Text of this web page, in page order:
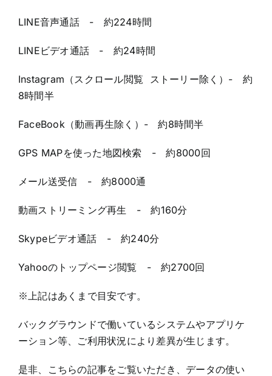
LINE音声通話 - 約224時間
LINEビデオ通話 - 約24時間
Instagram（スクロール閲覧 ストーリー除く）- 約
8時間半
FaceBook（動画再生除く）- 約8時間半
GPS MAPを使った地図検索 - 約8000回
メール送受信 - 約8000通
動画ストリーミング再生 - 約160分
Skypeビデオ通話 - 約240分
Yahooのトップページ閲覧 - 約2700回
※上記はあくまで目安です。
バックグラウンドで働いているシステムやアプリケ
ーション等、ご利用状況により差異が生じます。
是非、こちらの記事をご覧いただき、データの使い